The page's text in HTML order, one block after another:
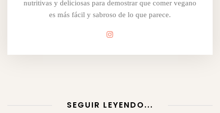
nutritivas y deliciosas para demostrar que comer vegano
es más fácil y sabroso de lo que parece.
SEGUIR LEYENDO...